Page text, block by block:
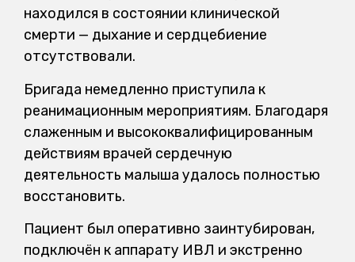
находился в состоянии клинической
смерти — дыхание и сердцебиение
отсутствовали.
Бригада немедленно приступила к
реанимационным мероприятиям. Благодаря
слаженным и высококвалифицированным
действиям врачей сердечную
деятельность малыша удалось полностью
восстановить.
Пациент был оперативно заинтубирован,
подключён к аппарату ИВЛ и экстренно